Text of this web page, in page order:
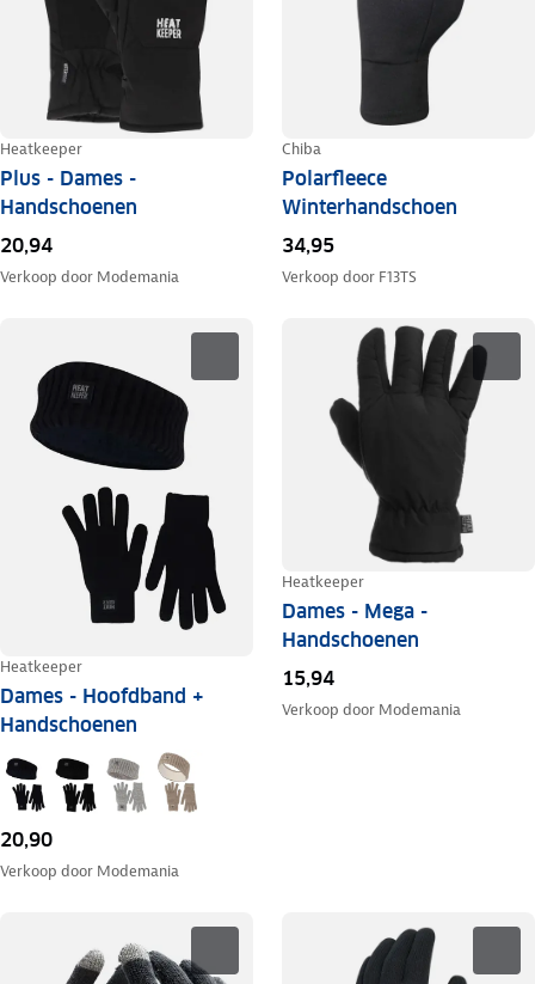
Heatkeeper
Plus - Dames -
Handschoenen
20,94
Verkoop door Modemania
Chiba
Polarfleece
Winterhandschoen
34,95
Verkoop door F13TS
Heatkeeper
Dames - Hoofdband +
Handschoenen
20,90
Verkoop door Modemania
Heatkeeper
Dames - Mega -
Handschoenen
15,94
Verkoop door Modemania